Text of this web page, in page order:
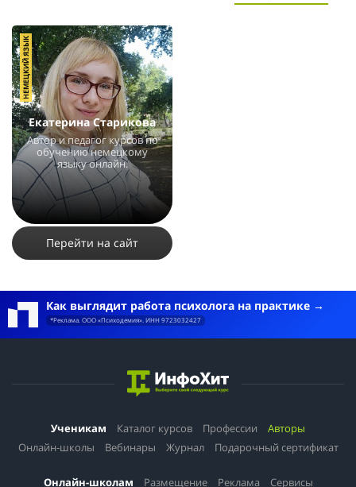
Екатерина Старикова
Автор и педагог курсов по
обучению немецкому
языку онлайн.
4072
НЕМЕЦКИЙ ЯЗЫК
Перейти на сайт
Как выглядит работа психолога на практике
*Реклама. ООО «Психодемия». ИНН 9723032427
Ученикам Каталог курсов Профессии
Авторы
Онлайн-школы
Вебинары Журнал Подарочный сертификат
Онлайн-школам Размещение Реклама Сервисы